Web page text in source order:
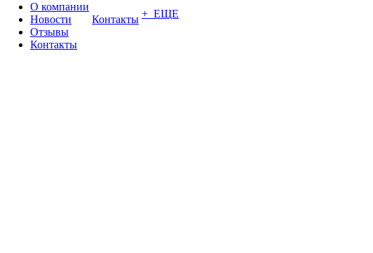
О компании
Новости
Отзывы
Контакты
Контакты + ЕЩЕ